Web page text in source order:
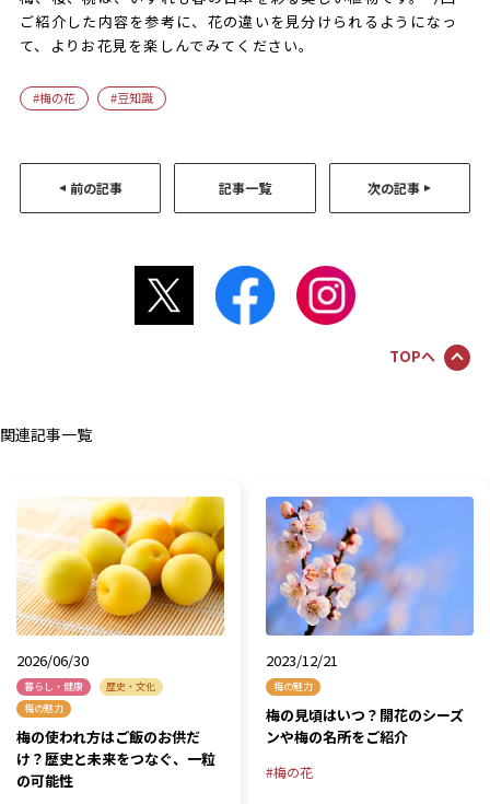
ご紹介した内容を参考に、花の違いを見分けられるようになっ
て、よりお花見を楽しんでみてください。
梅の花 豆知識
前の記事 記事一覧 次の記事
TOPへ
関連記事一覧
2026/06/30
暮らし・健康
歴史・文化
梅の魅力
梅の使われ方はご飯のお供だ
け？歴史と未来をつなぐ、一粒
の可能性
2023/12/21
梅の魅力
梅の見頃はいつ？開花のシーズ
ンや梅の名所をご紹介
梅の花